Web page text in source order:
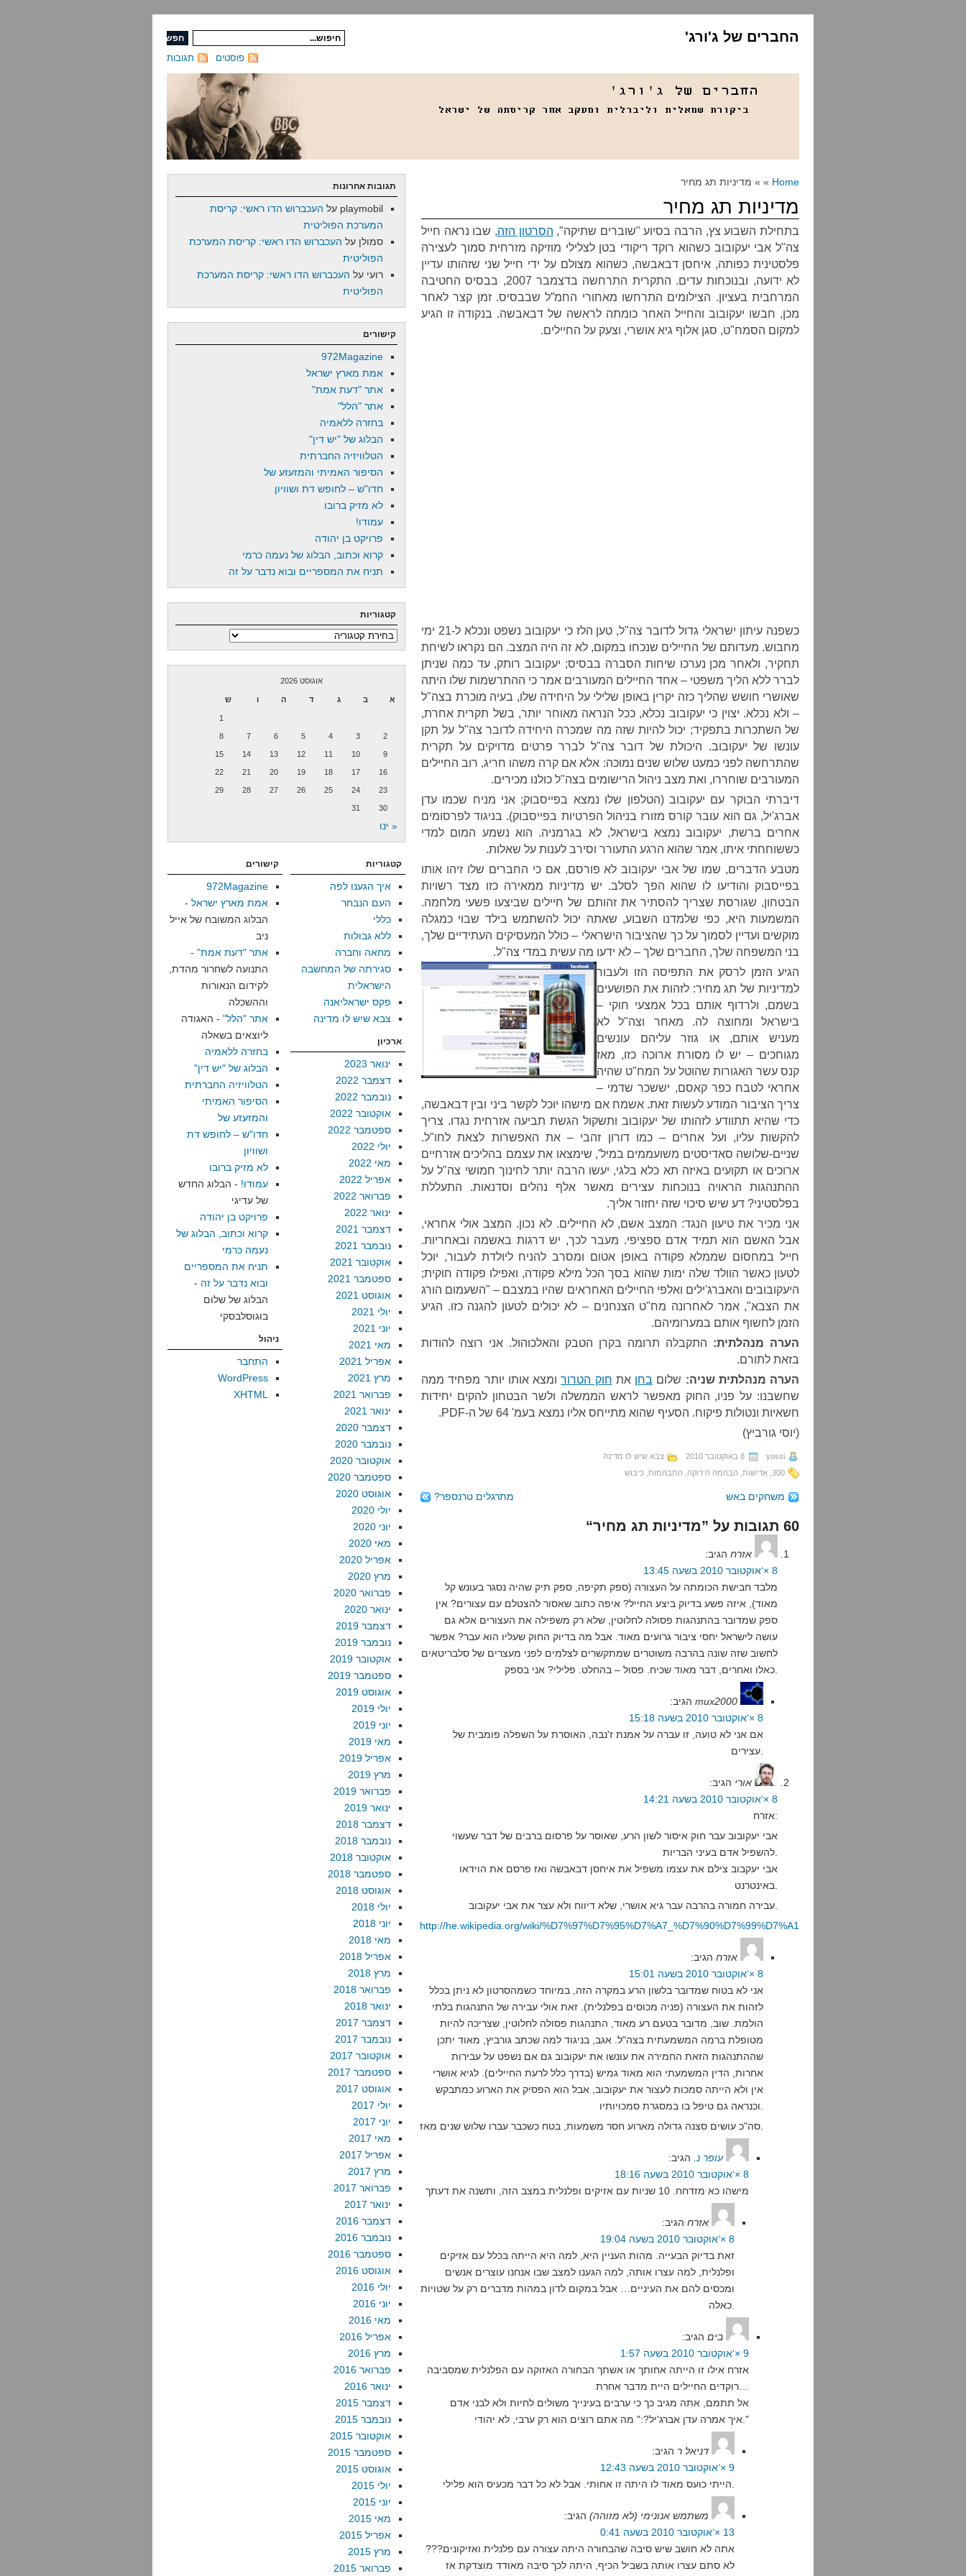
החברים של ג'ורג'
תגובות פוסטים
Home » » מדיניות תג מחיר
מדיניות תג מחיר
בתחילת השבוע צץ, הרבה בסיוע "שוברים שתיקה", הסרטון הזה, שבו נראה חייל
צה"ל אבי יעקובוב כשהוא רוקד ריקודי בטן לצלילי מוזיקה מזרחית סמוך לעצירה
פלסטינית כפותה, איחסן דבאבשה, כשהוא מצולם על ידי חייל שני שזהותו עדיין
לא ידועה, ובנוכחות עדים. התקרית התרחשה בדצמבר 2007, בבסיס החטיבה
המרחבית בעציון. הצילומים התרחשו מאחורי החמ”ל שבבסיס. זמן קצר לאחר
מכן, חבשו יעקובוב והחייל האחר כומתה לראשה של דבאבשה. בנקודה זו הגיע
למקום הסמח"ט, סגן אלוף גיא אושרי, וצעק על החיילים.
כשפנה עיתון ישראלי גדול לדובר צה"ל, טען הלז כי יעקובוב נשפט ונכלא ל-21 ימי
מחבוש. מעדותם של החיילים שנכחו במקום, לא זה היה המצב. הם נקראו לשיחת
תחקיר, ולאחר מכן נערכו שיחות הסברה בבסיס; יעקובוב רותק, עד כמה שניתן
לברר ללא הליך משפטי – אחד החיילים המעורבים אמר כי ההתרשמות שלו היתה
שאושרי חושש שהליך כזה יקרין באופן שלילי על היחידה שלו, בעיה מוכרת בצה"ל
– ולא נכלא. יצוין כי יעקובוב נכלא, ככל הנראה מאוחר יותר, בשל תקרית אחרת,
של השתכרות בתפקיד; יכול להיות שזה מה שמכרה היחידה לדובר צה"ל על תקן
עונשו של יעקובוב. היכולת של דובר צה"ל לברר פרטים מדויקים על תקרית
שהתרחשה לפני כמעט שלוש שנים נמוכה: אלא אם קרה משהו חריג, רוב החיילים
המעורבים שוחררו, ואת מצב ניהול הרישומים בצה"ל כולנו מכירים.
דיברתי הבוקר עם יעקובוב (הטלפון שלו נמצא בפייסבוק; אני מניח שכמו עדן
אברג'יל, גם הוא עובר קורס מזורז בניהול הפרטיות בפייסבוק). בניגוד לפרסומים
אחרים ברשת, יעקובוב נמצא בישראל, לא בגרמניה. הוא נשמע המום למדי
כששוחחתי איתו, אמר שהוא הרגע התעורר וסירב לענות על שאלות.
מטבע הדברים, שמו של אבי יעקובוב לא פורסם, אם כי החברים שלו זיהו אותו
בפייסבוק והודיעו לו שהוא הפך לסלב. יש מדיניות ממאירה כזו מצד רשויות
הבטחון, שגורסת שצריך להסתיר את זהותם של חיילים שביצעו פשעי מלחמה.
המשמעות היא, כפי שלמדנו השבוע, שאתה יכול להשתמש בילד שבוי כמגלה
מוקשים ועדיין לסמוך על כך שהציבור הישראלי – כולל המעסיקים העתידיים שלך,
בני המשפחה שלך, החברים שלך – לא ידעו מה עשית במדי צה"ל.
הגיע הזמן לרסק את התפיסה הזו ולעבור
למדיניות של תג מחיר: לזהות את הפושעים
בשמם, ולרדוף אותם בכל אמצעי חוקי –
בישראל ומחוצה לה. מאחר וצה"ל לא
מעניש אותם, או גוזר עליהם עונשים
מגוחכים – יש לו מסורת ארוכה כזו, מאז
קנס עשר האגורות שהוטל על המח"ט שהיה
אחראי לטבח כפר קאסם, יששכר שדמי –
צריך הציבור המודע לעשות זאת. אשמח אם מישהו יוכל לקשר ביני ובין דבאבשה,
כדי שהיא תתוודע לזהותו של יעקובוב ותשקול הגשת תביעה אזרחית נגדו. צריך
להקשות עליו, ועל אחרים – כמו דורון זהבי – את האפשרות לצאת לחו"ל.
שניים-שלושה סאדיסטים משועממים במיל', שימצאו את עצמם בהליכים אזרחיים
ארוכים או תקועים באיזה תא כלא בלגי, יעשו הרבה יותר לחינוך חמושי צה"ל על
ההתנהגות הראויה בנוכחות עצירים מאשר אלף נהלים וסדנאות. התעללת
בפלסטיני? דע שיש סיכוי שזה יחזור אליך.
אני מכיר את טיעון הנגד: המצב אשם, לא החיילים. לא נכון. המצב אולי אחראי,
אבל האשם הוא תמיד אדם ספציפי. מעבר לכך, יש דרגות באשמה ובאחריות.
חייל במחסום שממלא פקודה באופן אטום ומסרב להניח ליולדת לעבור, יוכל
לטעון כאשר הוולד שלה ימות שהוא בסך הכל מילא פקודה, ואפילו פקודה חוקית;
היעקובובים והאברג'ילים ואלפי החיילים האחראים שהיו במצבם – "השעמום הורג
את הצבא", אמר לאחרונה מח"ט הצנחנים – לא יכולים לטעון להגנה כזו. הגיע
הזמן לחשוף אותם במערומיהם.
הערה מנהלתית: התקבלה תרומה בקרן הטבק והאלכוהול. אני רוצה להודות
בזאת לתורם.
הערה מנהלתית שניה: שלום בחן את חוק הטרורומצא אותו יותר מפחיד ממה
שחשבנו: על פניו, החוק מאפשר לראש הממשלה ולשר הבטחון להקים יחידות
חשאיות ונטולות פיקוח. הסעיף שהוא מתייחס אליו נמצא בעמ' 64 של ה-PDF.
(יוסי גורביץ)
yossi 8 באוקטובר 2010
צבא שיש לו מדינה
300 אדישות הבהמה הירוקה התבהמות כיבוש
משחקים באש מתרגלים טרנספר?
60 תגובות על ”מדיניות תג מחיר“
אזרח הגיב:
8 ×‘אוקטובר 2010 בשעה 13:45
מלבד חבישת הכומתה על העצורה (ספק תקיפה, ספק תיק שהיה נסגר בעונש קל
מאוד), איזה פשע בדיוק ביצע החייל? איפה כתוב שאסור להצטלם עם עצורים? אין
ספק שמדובר בהתנהגות פסולה לחלוטין, שלא רק משפילה את העצורים אלא גם
עושה לישראל יחסי ציבור גרועים מאוד. אבל מה בדיוק החוק שעליו הוא עבר? אפשר
לחשוב שזה שונה בהרבה משוטרים שמתקשרים לצלמים לפני מעצרים של סלבריטאים
mux2000 הגיב:
8 ×‘אוקטובר 2010 בשעה 15:18
אם אני לא טועה, זו עברה על אמנת ז'נבה, האוסרת על השפלה פומבית של
אורי הגיב:
8 ×‘אוקטובר 2010 בשעה 14:21
אזרח:
אבי יעקובוב עבר חוק איסור לשון הרע, שאוסר על פרסום ברבים של דבר שעשוי
אבי יעקבוב צילם את עצמו משפיל את איחסן דבאבשה ואז פרסם את הוידאו
http://he.wikipedia.org/wiki/
אזרח הגיב:
8 ×‘אוקטובר 2010 בשעה 15:01
אני לא בטוח שמדובר בלשון הרע במקרה הזה, במיוחד כשמהסרטון לא ניתן בכלל
לזהות את העצורה (פניה מכוסים בפלנלית). זאת אולי עבירה של התנהגות בלתי
הולמת. שוב, מדובר בטעם רע מאוד, התנהגות פסולה לחלוטין, שצריכה להיות
מטופלת ברמה המשמעתית בצה"ל. אגב, בניגוד למה שכתב גורביץ, מאוד יתכן
שההתנהגות הזאת החמירה את עונשו את יעקובוב גם אם נשפט על עבירות
אחרות, הדין המשמעתי הוא מאוד גמיש (בדרך כלל לרעת החיילים). לגיא אושרי
אין ולא הייתה סמכות לעצור את יעקובוב, אבל הוא הפסיק את הארוע כמתבקש
עופר נ. הגיב:
8 ×‘אוקטובר 2010 בשעה 18:16
מישהו כא מזדחח. 10 שניות עם אזיקים ופלנלית במצב הזה, ותשנה את דעתך
אזרח הגיב:
8 ×‘אוקטובר 2010 בשעה 19:04
זאת בדיוק הבעייה. מהות העניין היא, למה היא הייתה בכלל עם אזיקים
ופלנלית, למה עצרו אותה, למה הגענו למצב שבו אנחנו עוצרים אנשים
ומכסים להם את העיניים… אבל במקום לדון במהות מדברים רק על שטויות
בים הגיב:
9 ×‘אוקטובר 2010 בשעה 1:57
אזרח אילו זו הייתה אחותך או אשתך הבחורה האזוקה עם הפלנלית שמסביבה
אל תתמם, אתה מגיב כך כי ערבים בעינייך משולים לחיות ולא לבני אדם
איך אמרה עדן אברג'יל?:" מה אתם רוצים הוא רק ערבי, לא יהודי."
דניאל ר הגיב:
9 ×‘אוקטובר 2010 בשעה 12:43
משתמש אנונימי (לא מזוהה) הגיב:
13 ×‘אוקטובר 2010 בשעה 0:41
אתה לא חושב שיש סיבה שהבחורה היתה עצורה עם פלנלית ואזיקונים???
לא סתם עצרו אותה בשביל הכיף, היתה לכך סיבה מאודד מוצדקת אז
תגובות אחרונות
playmobil על העכברוש הדו ראשי: קריסת
המערכת הפוליטית
סמולן על העכברוש הדו ראשי: קריסת המערכת
הפוליטית
רועי על העכברוש הדו ראשי: קריסת המערכת
הפוליטית
קישורים
972Magazine
אמת מארץ ישראל
אתר "דעת אמת"
אתר "הלל"
בחזרה ללאמיה
הבלוג של "יש דין"
הטלוויזיה החברתית
הסיפור האמיתי והמזעזע של
חדו"ש – לחופש דת ושוויון
לא מזיק ברובו
עמודו!
פרויקט בן יהודה
קרוא וכתוב, הבלוג של נעמה כרמי
תניח את המספריים ובוא נדבר על זה
קטגוריות
קטגוריות
אוגוסט 2026
א ב ג ד ה ו ש
1
2
3
4
5
6
7
8
9
10
11
12
13
14
15
16
17
18
19
20
21
22
23
24
25
26
27
28
29
30
31
« ינו
קטגוריות
איך הגענו לפה
העם הנבחר
כללי
ללא גבולות
מחאה וחברה
סגירתה של המחשבה
הישראלית
פקס ישראליאנה
צבא שיש לו מדינה
ארכיון
ינואר 2023
דצמבר 2022
נובמבר 2022
אוקטובר 2022
ספטמבר 2022
יולי 2022
מאי 2022
אפריל 2022
פברואר 2022
ינואר 2022
דצמבר 2021
נובמבר 2021
אוקטובר 2021
ספטמבר 2021
אוגוסט 2021
יולי 2021
יוני 2021
מאי 2021
אפריל 2021
מרץ 2021
פברואר 2021
ינואר 2021
דצמבר 2020
נובמבר 2020
אוקטובר 2020
ספטמבר 2020
אוגוסט 2020
יולי 2020
יוני 2020
מאי 2020
אפריל 2020
מרץ 2020
פברואר 2020
ינואר 2020
דצמבר 2019
נובמבר 2019
אוקטובר 2019
ספטמבר 2019
אוגוסט 2019
יולי 2019
יוני 2019
מאי 2019
אפריל 2019
מרץ 2019
פברואר 2019
ינואר 2019
דצמבר 2018
נובמבר 2018
אוקטובר 2018
ספטמבר 2018
אוגוסט 2018
יולי 2018
יוני 2018
מאי 2018
אפריל 2018
מרץ 2018
פברואר 2018
ינואר 2018
דצמבר 2017
נובמבר 2017
אוקטובר 2017
ספטמבר 2017
אוגוסט 2017
יולי 2017
יוני 2017
מאי 2017
אפריל 2017
מרץ 2017
פברואר 2017
ינואר 2017
דצמבר 2016
נובמבר 2016
ספטמבר 2016
אוגוסט 2016
יולי 2016
יוני 2016
מאי 2016
אפריל 2016
מרץ 2016
פברואר 2016
ינואר 2016
דצמבר 2015
נובמבר 2015
אוקטובר 2015
ספטמבר 2015
אוגוסט 2015
יולי 2015
יוני 2015
מאי 2015
אפריל 2015
מרץ 2015
פברואר 2015
קישורים
972Magazine
אמת מארץ ישראל -
הבלוג המשובח של אייל
ניב
אתר "דעת אמת" -
התנועה לשחרור מהדת,
לקידום הנאורות
וההשכלה
אתר "הלל" - האגודה
ליוצאים בשאלה
בחזרה ללאמיה
הבלוג של "יש דין"
הטלוויזיה החברתית
הסיפור האמיתי
והמזעזע של
חדו"ש – לחופש דת
ושוויון
לא מזיק ברובו
עמודו! - הבלוג החדש
של עדיגי
פרויקט בן יהודה
קרוא וכתוב, הבלוג של
נעמה כרמי
תניח את המספריים
ובוא נדבר על זה -
הבלוג של שלום
בוגוסלבסקי
ניהול
התחבר
WordPress
XHTML